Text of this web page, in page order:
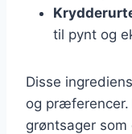
til pynt og
Disse
og præferencer.
grøntsager